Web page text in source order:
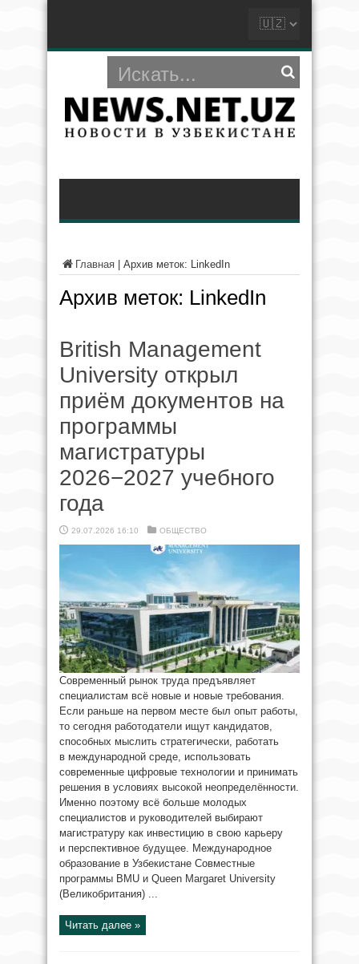
Главная Архив меток: LinkedIn
Архив меток: LinkedIn
British Management
University открыл
приём документов на
программы
магистратуры
2026−2027 учебного
года
29.07.2026 16:10 ОБЩЕСТВО
Современный рынок труда предъявляет
специалистам всё новые и новые требования.
Если раньше на первом месте был опыт работы,
то сегодня работодатели ищут кандидатов,
способных мыслить стратегически, работать
в международной среде, использовать
современные цифровые технологии и принимать
решения в условиях высокой неопределённости.
Именно поэтому всё больше молодых
специалистов и руководителей выбирают
магистратуру как инвестицию в свою карьеру
и перспективное будущее. Международное
образование в Узбекистане Совместные
программы BMU и Queen Margaret University
(Великобритания) ...
Читать далее »